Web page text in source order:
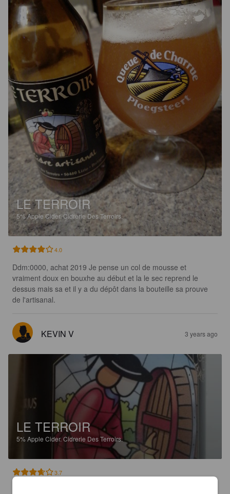
LE TERROIR
5%Apple Cider.Cidrerie Des Terroirs.
4.0
Ddm:0000, achat 2019 Je pense un col de mousse et
vraiment doux en bouxhe au début et la le sec reprend le
dessus mais sa et il y a du dépôt dans la bouteille sa prouve
de l'artisanal.
KEVIN V 3 years ago
LE TERROIR
5%Apple Cider.Cidrerie Des Terroirs.
3.7